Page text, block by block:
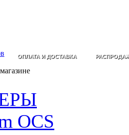
ОПЛАТА И ДОСТАВКА
OCS